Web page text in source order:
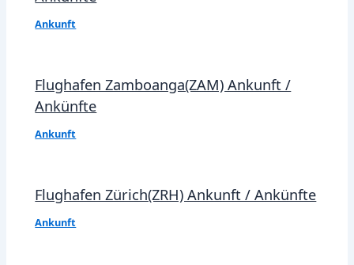
Ankunft
Flughafen Zamboanga(ZAM) Ankunft /
Ankünfte
Ankunft
Flughafen Zürich(ZRH) Ankunft / Ankünfte
Ankunft